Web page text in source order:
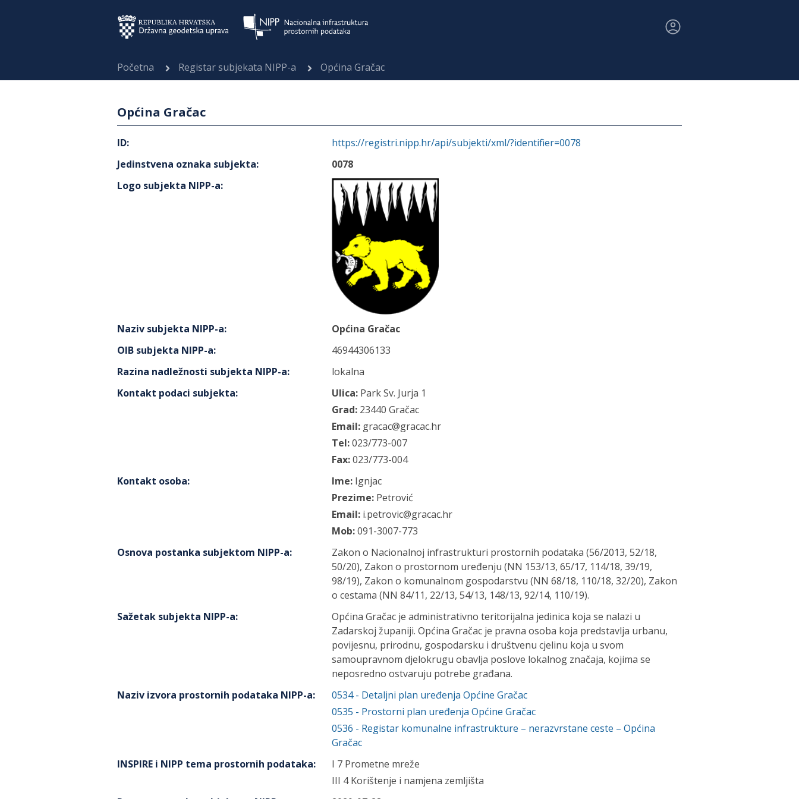
Početna Registar subjekata NIPP-a Općina Gračac
Općina Gračac
ID:
https://registri.nipp.hr/api/subjekti/xml/?identifier=0078
Jedinstvena oznaka subjekta:
0078
Logo subjekta NIPP-a:
Naziv subjekta NIPP-a:
Općina Gračac
OIB subjekta NIPP-a:
46944306133
Razina nadležnosti subjekta NIPP-a:
lokalna
Kontakt podaci subjekta: Ulica: Park Sv. Jurja 1
Grad: 23440 Gračac
Email: gracac@gracac.hr
Tel:023/773-007
Fax:023/773-004
Kontakt osoba: Ime: Ignjac
Prezime: Petrović
Email: i.petrovic@gracac.hr
Mob:091-3007-773
Osnova postanka subjektom NIPP-a:
Zakon o Nacionalnoj infrastrukturi prostornih podataka (56/2013, 52/18,
50/20), Zakon o prostornom uređenju (NN 153/13, 65/17, 114/18, 39/19,
98/19), Zakon o komunalnom gospodarstvu (NN 68/18, 110/18, 32/20), Zakon
o cestama (NN 84/11, 22/13, 54/13, 148/13, 92/14, 110/19).
Sažetak subjekta NIPP-a:
Općina Gračac je administrativno teritorijalna jedinica koja se nalazi u
Zadarskoj županiji. Općina Gračac je pravna osoba koja predstavlja urbanu,
povijesnu, prirodnu, gospodarsku i društvenu cjelinu koja u svom
samoupravnom djelokrugu obavlja poslove lokalnog značaja, kojima se
neposredno ostvaruju potrebe građana.
Naziv izvora prostornih podataka NIPP-a: 0534- Detaljni plan uređenja Općine Gračac
0535 - Prostorni plan uređenja Općine Gračac
0536 - Registar komunalne infrastrukture – nerazvrstane ceste – Općina
Gračac
INSPIRE i NIPP tema prostornih podataka:
I 7 Prometne mreže
III 4 Korištenje i namjena zemljišta